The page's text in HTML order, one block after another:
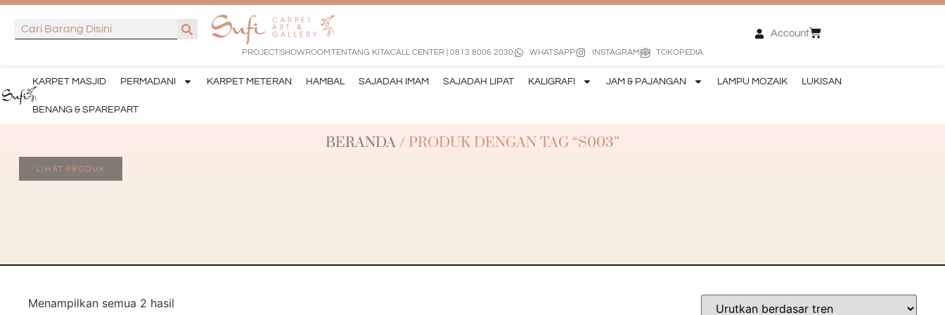
PROJECTSHOWROOMTENTANG KITACALL CENTER | 0813 8006 2030 WHATSAPP INSTAGRAM TOKOPEDIA
Account
KARPET MASJID PERMADANI KARPET METERAN HAMBAL SAJADAH IMAM SAJADAH LIPAT KALIGRAFI JAM & PAJANGAN LAMPU MOZAIK LUKISAN
BENANG & SPAREPART
BERANDA / PRODUK DENGAN TAG “S003”
LIHAT PRODUK
Menampilkan semua 2 hasil